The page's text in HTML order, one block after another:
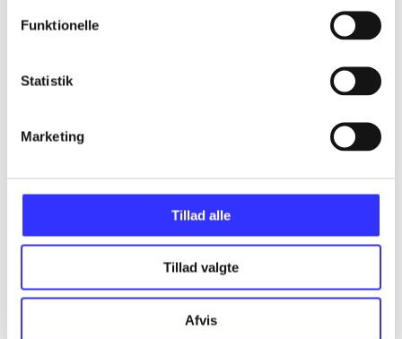
Funktionelle
Statistik
Marketing
Tillad alle
Tillad valgte
Afvis
...
...